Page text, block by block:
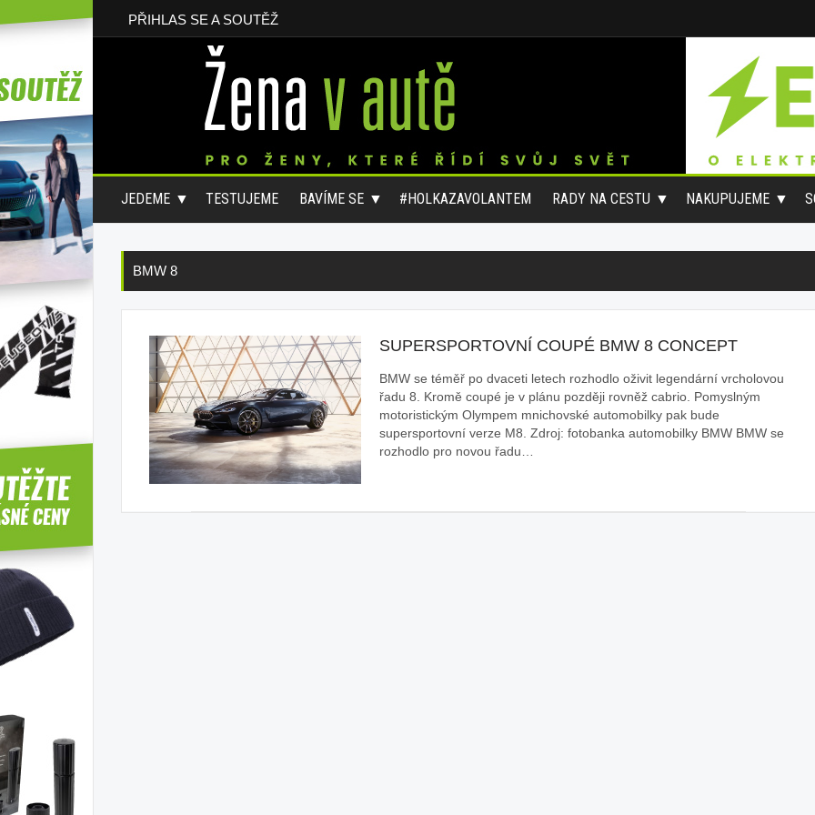
PŘIHLAS SE A SOUTĚŽ
JEDEME TESTUJEME BAVÍME SE #HOLKAZAVOLANTEM RADY NA CESTU NAKUPUJEME
BMW 8
SUPERSPORTOVNÍ COUPÉ BMW 8 CONCEPT
BMW se téměř po dvaceti letech rozhodlo oživit legendární vrcholovou
řadu 8. Kromě coupé je v plánu později rovněž cabrio. Pomyslným
motoristickým Olympem mnichovské automobilky pak bude
supersportovní verze M8. Zdroj: fotobanka automobilky BMW BMW se
rozhodlo pro novou řadu…
rady našeho magazínu
Děti a koučink v autě
rady na cestu
BMW iX3: auto roku z pohledu žen Jak pečovat o auto po